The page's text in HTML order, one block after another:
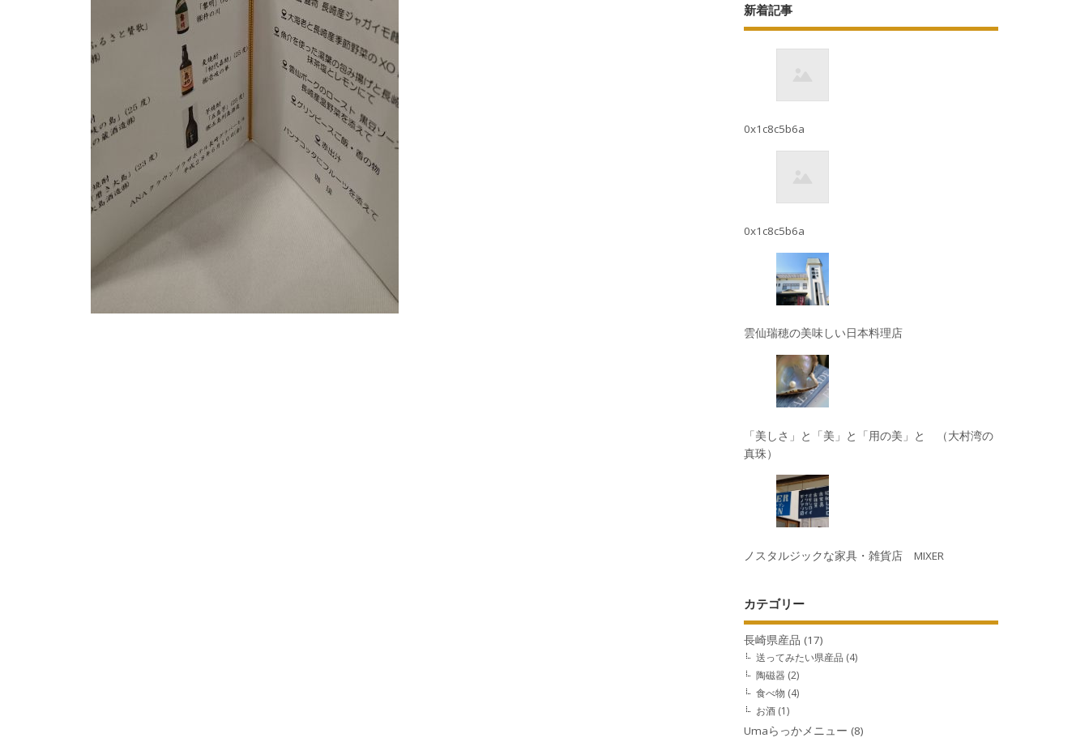
新着記事
0x1c8c5b6a
0x1c8c5b6a
雲仙瑞穂の美味しい日本料理店
「美しさ」と「美」と「用の美」と （大村湾の
真珠）
ノスタルジックな家具・雑貨店 MIXER
カテゴリー
長崎県産品 (17)
送ってみたい県産品 (4)
陶磁器 (2)
食べ物 (4)
お酒 (1)
Umaらっかメニュー (8)